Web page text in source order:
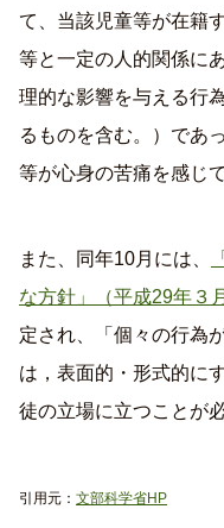
て、当該児童等が在籍
等と一定の人的関係に
理的な影響を与える行
るものを含む。）であ
等が心身の苦痛を感じ
また、同年10月には、
な方針」（平成29年３
定され、「個々の行為
は，表面的・形式的に
徒の立場に立つことが
引用元： 文部科学省HP